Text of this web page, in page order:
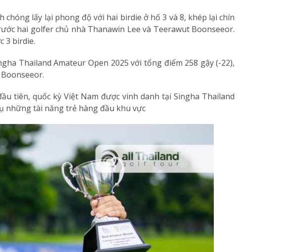
lấy lại phong độ với hai birdie ở hố 3 và 8, khép lại chín
hai golfer chủ nhà Thanawin Lee và Teerawut Boonseeor.
3 birdie.
Thailand Amateur Open 2025 với tổng điểm 258 gậy (-22),
tiên, quốc kỳ Việt Nam được vinh danh tại Singha Thailand
những tài năng trẻ hàng đầu khu vực